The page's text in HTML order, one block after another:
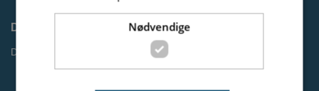
Driftsinformation
Driftsstatus
Nødvendige